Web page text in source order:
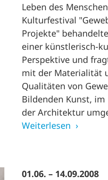
Leben des
Kulturfestival
Projekte"
einer künstlerisch-
Perspektive und
mit der Materialität
Qualitäten von
Bildenden Kunst,
der Architektur
Weiterlesen
01.06. – 14.09.2008